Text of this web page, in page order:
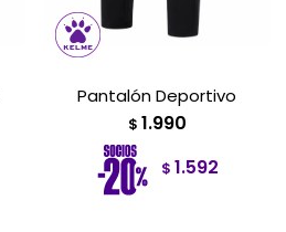
Pantalón Deportivo
$ 1.990
$ 1.592